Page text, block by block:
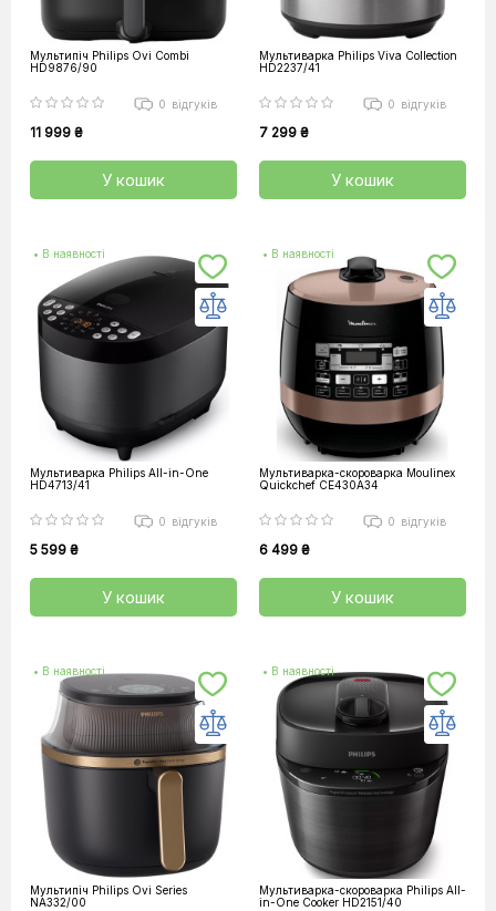
Мультипіч Philips Ovi Combi
HD9876/90
0 відгуків
11 999 ₴
У кошик
Мультиварка Philips Viva Collection
HD2237/41
0 відгуків
7 299 ₴
У кошик
• В наявності
Мультиварка Philips All-in-One
HD4713/41
0 відгуків
5 599 ₴
У кошик
• В наявності
Мультиварка-скороварка Moulinex
Quickchef CE430A34
0 відгуків
6 499 ₴
У кошик
• В наявності
Мультипіч Philips Ovi Series
NA332/00
• В наявності
Мультиварка-скороварка Philips All-
in-One Cooker HD2151/40